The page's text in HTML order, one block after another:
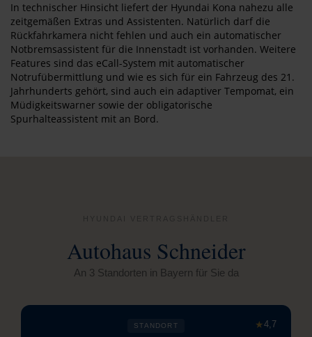
In technischer Hinsicht liefert der Hyundai Kona nahezu alle
zeitgemäßen Extras und Assistenten. Natürlich darf die
Rückfahrkamera nicht fehlen und auch ein automatischer
Notbremsassistent für die Innenstadt ist vorhanden. Weitere
Features sind das eCall-System mit automatischer
Notrufübermittlung und wie es sich für ein Fahrzeug des 21.
Jahrhunderts gehört, sind auch ein adaptiver Tempomat, ein
Müdigkeitswarner sowie der obligatorische
Spurhalteassistent mit an Bord.
Autohaus Schneider
An 3 Standorten in Bayern für Sie da
★4,7
STANDORT